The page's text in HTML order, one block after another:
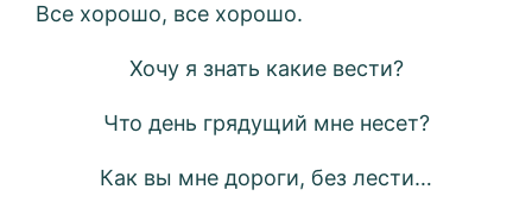
Все хорошо, все хорошо.
Хочу я знать какие вести?
Что день грядущий мне несет?
Как вы мне дороги, без лести…